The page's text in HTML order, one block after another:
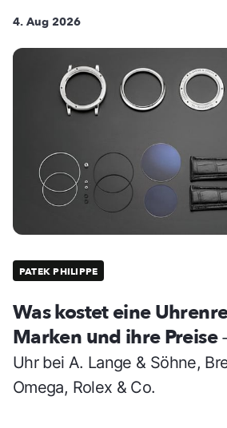
4. Aug 2026
PATEK PHILIPPE
Was kostet eine
Marken und ihre Preise
Uhr bei A. Lange & Söhne,
Omega, Rolex & Co.